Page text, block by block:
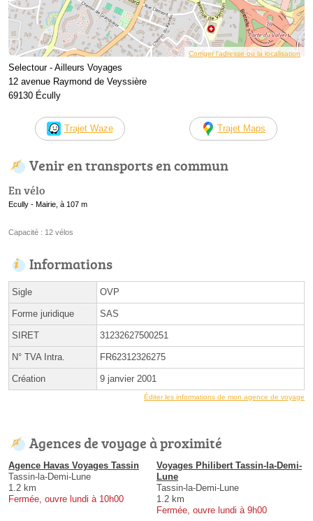
Corriger l’adresse ou la localisation
Selectour - Ailleurs Voyages
12 avenue Raymond de Veyssière
69130 Écully
Trajet Waze Trajet Maps
Venir en transports en commun
En vélo
Ecully - Mairie, à 107 m
Capacité : 12 vélos
Informations
Sigle OVP
Forme juridique SAS
SIRET 31232627500251
N° TVA Intra. FR62312326275
Création 9 janvier 2001
Éditer les informations de mon agence de voyage
Agences de voyage à proximité
Agence Havas Voyages Tassin
Tassin-la-Demi-Lune
1.2 km
Fermée, ouvre lundi à 10h00
Voyages Philibert Tassin-la-Demi-
Lune
Tassin-la-Demi-Lune
1.2 km
Fermée, ouvre lundi à 9h00